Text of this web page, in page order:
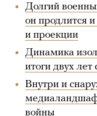
Долгий
он продлится
и проекции
Динамика
итоги двух
Внутри и
войны